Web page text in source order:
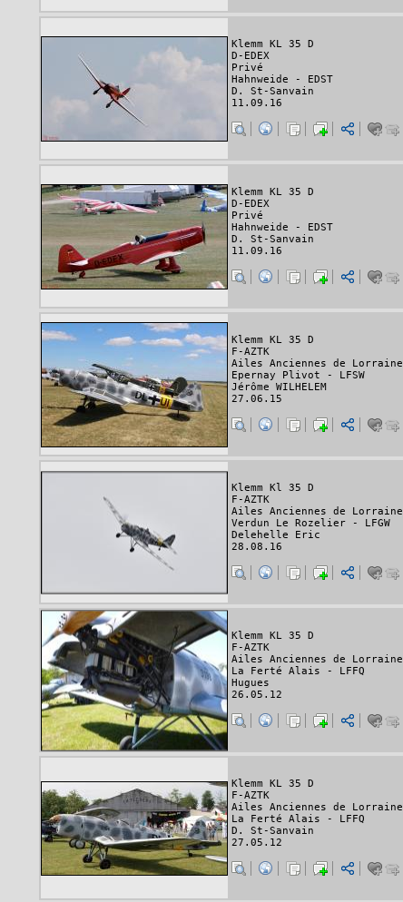
Klemm KL 35 D
D-EDEX
Privé
Hahnweide - EDST
D. St-Sanvain
11.09.16
Klemm KL 35 D
D-EDEX
Privé
Hahnweide - EDST
D. St-Sanvain
11.09.16
Klemm KL 35 D
F-AZTK
Ailes Anciennes de Lorraine
Epernay Plivot - LFSW
Jérôme WILHELEM
27.06.15
Klemm Kl 35 D
F-AZTK
Ailes Anciennes de Lorraine
Verdun Le Rozelier - LFGW
Delehelle Eric
28.08.16
Klemm KL 35 D
F-AZTK
Ailes Anciennes de Lorraine
La Ferté Alais - LFFQ
Hugues
26.05.12
Klemm KL 35 D
F-AZTK
Ailes Anciennes de Lorraine
La Ferté Alais - LFFQ
D. St-Sanvain
27.05.12